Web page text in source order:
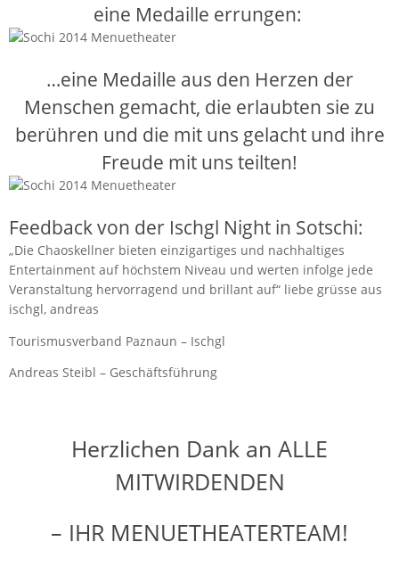
eine Medaille errungen:
…eine Medaille aus den Herzen der
Menschen gemacht, die erlaubten sie zu
berühren und die mit uns gelacht und ihre
Freude mit uns teilten!
Feedback von der Ischgl Night in Sotschi:
„Die Chaoskellner bieten einzigartiges und nachhaltiges
Entertainment auf höchstem Niveau und werten infolge jede
Veranstaltung hervorragend und brillant auf“ liebe grüsse aus
ischgl, andreas
Tourismusverband Paznaun – Ischgl
Andreas Steibl – Geschäftsführung
Herzlichen Dank an ALLE
MITWIRDENDEN
– IHR MENUETHEATERTEAM!